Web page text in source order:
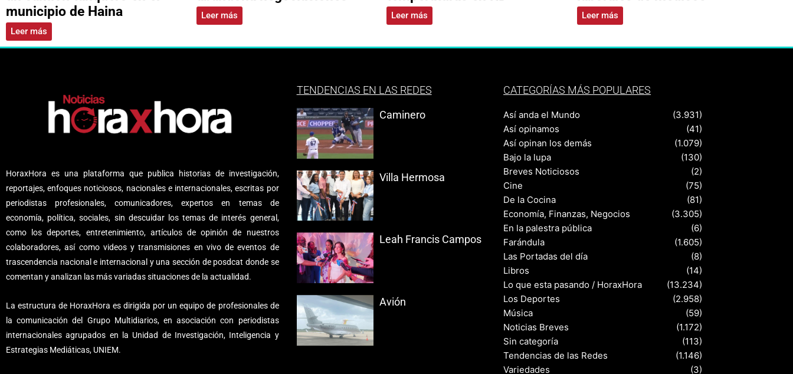
municipio de Haina
Leer más
Leer más Leer más Leer más
HoraxHora es una plataforma que publica historias de investigación,
reportajes, enfoques noticiosos, nacionales e internacionales, escritas por
periodistas profesionales, comunicadores, expertos en temas de
economía, política, sociales, sin descuidar los temas de interés general,
como los deportes, entretenimiento, artículos de opinión de nuestros
colaboradores, así como videos y transmisiones en vivo de eventos de
trascendencia nacional e internacional y una sección de posdcat donde se
comentan y analizan las más variadas situaciones de la actualidad.
La estructura de HoraxHora es dirigida por un equipo de profesionales de
la comunicación del Grupo Multidiarios, en asociación con periodistas
internacionales agrupados en la Unidad de Investigación, Inteligencia y
Estrategias Mediáticas, UNIEM.
TENDENCIAS EN LAS REDES
Caminero
Villa Hermosa
Leah Francis Campos
Avión
CATEGORÍAS MÁS POPULARES
Así anda el Mundo
(3.931)
Así opinamos
(41)
Así opinan los demás
(1.079)
Bajo la lupa
(130)
Breves Noticiosos
(2)
Cine
(75)
De la Cocina
(81)
Economía, Finanzas, Negocios
(3.305)
En la palestra pública
(6)
Farándula
(1.605)
Las Portadas del día
(8)
Libros
(14)
Lo que esta pasando / HoraxHora
(13.234)
Los Deportes
(2.958)
Música
(59)
Noticias Breves
(1.172)
Sin categoría
(113)
Tendencias de las Redes
(1.146)
Variedades
(3)